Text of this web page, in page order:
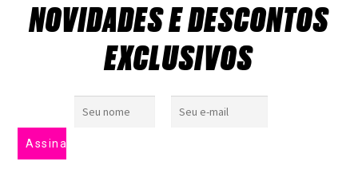
NOVIDADES E DESCONTOS
EXCLUSIVOS